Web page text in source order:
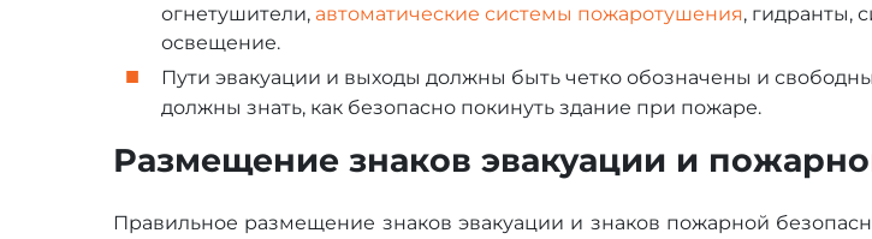
огнетушители,автоматические системы пожаротушения, гидранты,
освещение.
Пути эвакуации и выходы должны быть четко обозначены и
должны знать, как безопасно покинуть здание при пожаре.
Размещение знаков эвакуации и
Правильное размещение знаков эвакуации и знаков пожарной